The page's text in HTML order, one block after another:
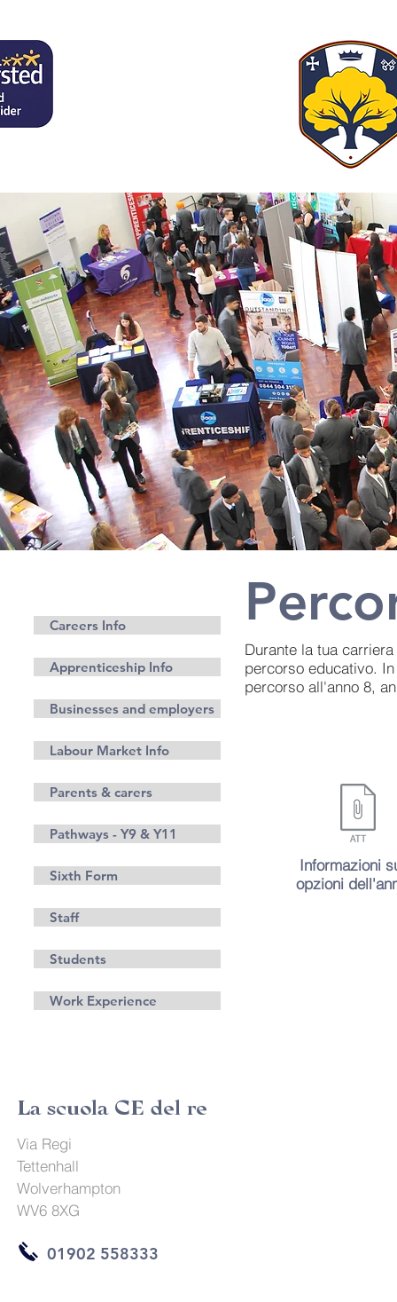
Careers Info
Apprenticeship Info
Businesses and employers
Labour Market Info
Parents & carers
Pathways - Y9 & Y11
Sixth Form
Staff
Students
Work Experience
Durante la tua
percorso educativo.
percorso all'anno 8,
Informazioni
opzioni
La scuola CE del re
Via Regi
Tettenhall
Wolverhampton
WV6 8XG
01902 558333